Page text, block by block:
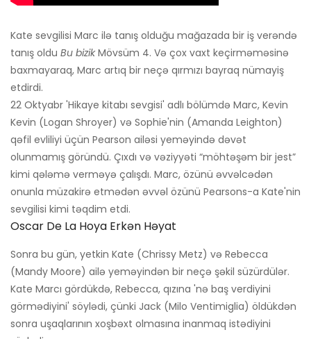
Kate sevgilisi Marc ilə tanış olduğu mağazada bir iş verəndə
tanış oldu Bu bizikMövsüm 4. Və çox vaxt keçirməməsinə
baxmayaraq, Marc artıq bir neçə qırmızı bayraq nümayiş
etdirdi.
22 Oktyabr 'Hikaye kitabı sevgisi' adlı bölümdə Marc, Kevin
Kevin (Logan Shroyer) və Sophie'nin (Amanda Leighton)
qəfil evliliyi üçün Pearson ailəsi yeməyində dəvət
olunmamış göründü. Çıxdı və vəziyyəti “möhtəşəm bir jest”
kimi qələmə verməyə çalışdı. Marc, özünü əvvəlcədən
onunla müzakirə etmədən əvvəl özünü Pearsons-a Kate'nin
sevgilisi kimi təqdim etdi.
Oscar De La Hoya Erkən Həyat
Sonra bu gün, yetkin Kate (Chrissy Metz) və Rebecca
(Mandy Moore) ailə yeməyindən bir neçə şəkil süzürdülər.
Kate Marcı gördükdə, Rebecca, qızına 'nə baş verdiyini
görmədiyini' söylədi, çünki Jack (Milo Ventimiglia) öldükdən
sonra uşaqlarının xoşbəxt olmasına inanmaq istədiyini